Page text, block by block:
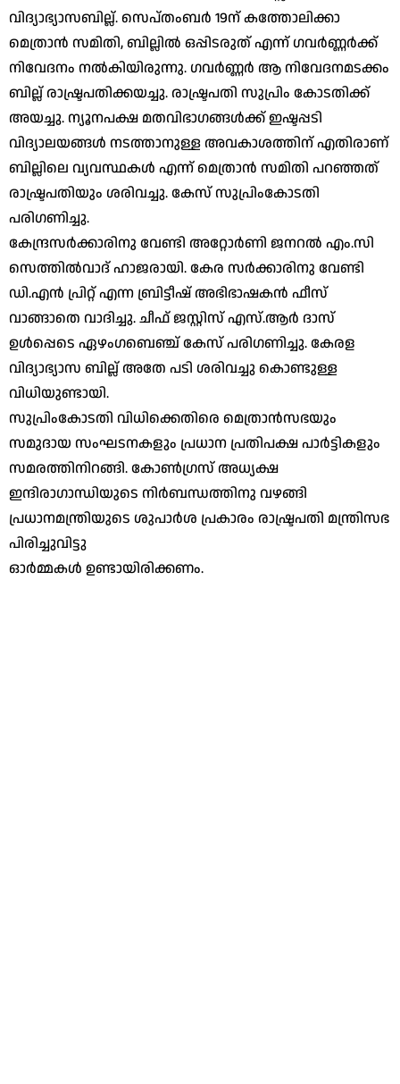
വിദ്യാഭ്യാസബില്ല്. സെപ്തംബര്‍ 19ന് കത്തോലിക്കാ
മെത്രാന്‍ സമിതി, ബില്ലില്‍ ഒപ്പിടരുത് എന്ന് ഗവര്‍ണ്ണര്‍ക്ക്
നിവേദനം നല്‍കിയിരുന്നു. ഗവര്‍ണ്ണര്‍ ആ നിവേദനമടക്കം
ബില്ല് രാഷ്ട്രപതിക്കയച്ചു. രാഷ്ട്രപതി സുപ്രിം കോടതിക്ക്
അയച്ചു. ന്യൂനപക്ഷ മതവിഭാഗങ്ങള്‍ക്ക് ഇഷ്ടപ്പടി
വിദ്യാലയങ്ങള്‍ നടത്താനുള്ള അവകാശത്തിന് എതിരാണ്
ബില്ലിലെ വ്യവസ്ഥകള്‍ എന്ന് മെത്രാന്‍ സമിതി പറഞ്ഞത്
രാഷ്ട്രപതിയും ശരിവച്ചു. കേസ് സുപ്രിംകോടതി
പരിഗണിച്ചു.
കേന്ദ്രസര്‍ക്കാരിനു വേണ്ടി അറ്റോര്‍ണി ജനറല്‍ എം.സി
സെത്തില്‍വാദ് ഹാജരായി. കേര സര്‍ക്കാരിനു വേണ്ടി
ഡി.എന്‍ പ്രിറ്റ് എന്ന ബ്രിട്ടീഷ് അഭിഭാഷകന്‍ ഫീസ്
വാങ്ങാതെ വാദിച്ചു. ചീഫ് ജസ്റ്റിസ് എസ്.ആര്‍ ദാസ്
ഉള്‍പ്പെടെ ഏഴംഗബെഞ്ച് കേസ് പരിഗണിച്ചു. കേരള
വിദ്യാഭ്യാസ ബില്ല് അതേ പടി ശരിവച്ചു കൊണ്ടുള്ള
വിധിയുണ്ടായി.
സുപ്രിംകോടതി വിധിക്കെതിരെ മെത്രാന്‍സഭയും
സമുദായ സംഘടനകളും പ്രധാന പ്രതിപക്ഷ പാര്‍ട്ടികളും
സമരത്തിനിറങ്ങി. കോണ്‍ഗ്രസ് അധ്യക്ഷ
ഇന്ദിരാഗാന്ധിയുടെ നിര്‍ബന്ധത്തിനു വഴങ്ങി
പ്രധാനമന്ത്രിയുടെ ശുപാര്‍ശ പ്രകാരം രാഷ്ട്രപതി മന്ത്രിസഭ
പിരിച്ചുവിട്ടു
ഓര്‍മ്മകള്‍ ഉണ്ടായിരിക്കണം.